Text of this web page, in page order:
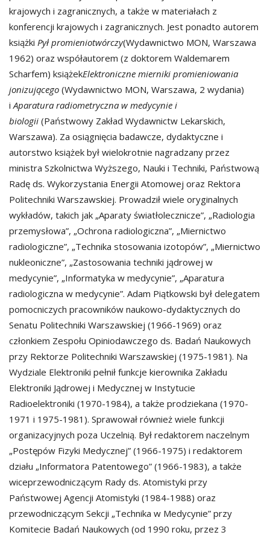
krajowych i zagranicznych, a także w materiałach z
konferencji krajowych i zagranicznych. Jest ponadto autorem
książki Pył promieniotwórczy(Wydawnictwo MON, Warszawa
1962) oraz współautorem (z doktorem Waldemarem
Scharfem) książekElektroniczne mierniki promieniowania
jonizującego (Wydawnictwo MON, Warszawa, 2 wydania)
iAparatura radiometryczna w medycynie i
biologii (Państwowy Zakład Wydawnictw Lekarskich,
Warszawa). Za osiągnięcia badawcze, dydaktyczne i
autorstwo książek był wielokrotnie nagradzany przez
ministra Szkolnictwa Wyższego, Nauki i Techniki, Państwową
Radę ds. Wykorzystania Energii Atomowej oraz Rektora
Politechniki Warszawskiej. Prowadził wiele oryginalnych
wykładów, takich jak „Aparaty światłolecznicze”, „Radiologia
przemysłowa”, „Ochrona radiologiczna”, „Miernictwo
radiologiczne”, „Technika stosowania izotopów”, „Miernictwo
nukleoniczne”, „Zastosowania techniki jądrowej w
medycynie”, „Informatyka w medycynie”, „Aparatura
radiologiczna w medycynie”. Adam Piątkowski był delegatem
pomocniczych pracowników naukowo-dydaktycznych do
Senatu Politechniki Warszawskiej (1966-1969) oraz
członkiem Zespołu Opiniodawczego ds. Badań Naukowych
przy Rektorze Politechniki Warszawskiej (1975-1981). Na
Wydziale Elektroniki pełnił funkcje kierownika Zakładu
Elektroniki Jądrowej i Medycznej w Instytucie
Radioelektroniki (1970-1984), a także prodziekana (1970-
1971 i 1975-1981). Sprawował również wiele funkcji
organizacyjnych poza Uczelnią. Był redaktorem naczelnym
„Postępów Fizyki Medycznej” (1966-1975) i redaktorem
działu „Informatora Patentowego” (1966-1983), a także
wiceprzewodniczącym Rady ds. Atomistyki przy
Państwowej Agencji Atomistyki (1984-1988) oraz
przewodniczącym Sekcji „Technika w Medycynie” przy
Komitecie Badań Naukowych (od 1990 roku, przez 3